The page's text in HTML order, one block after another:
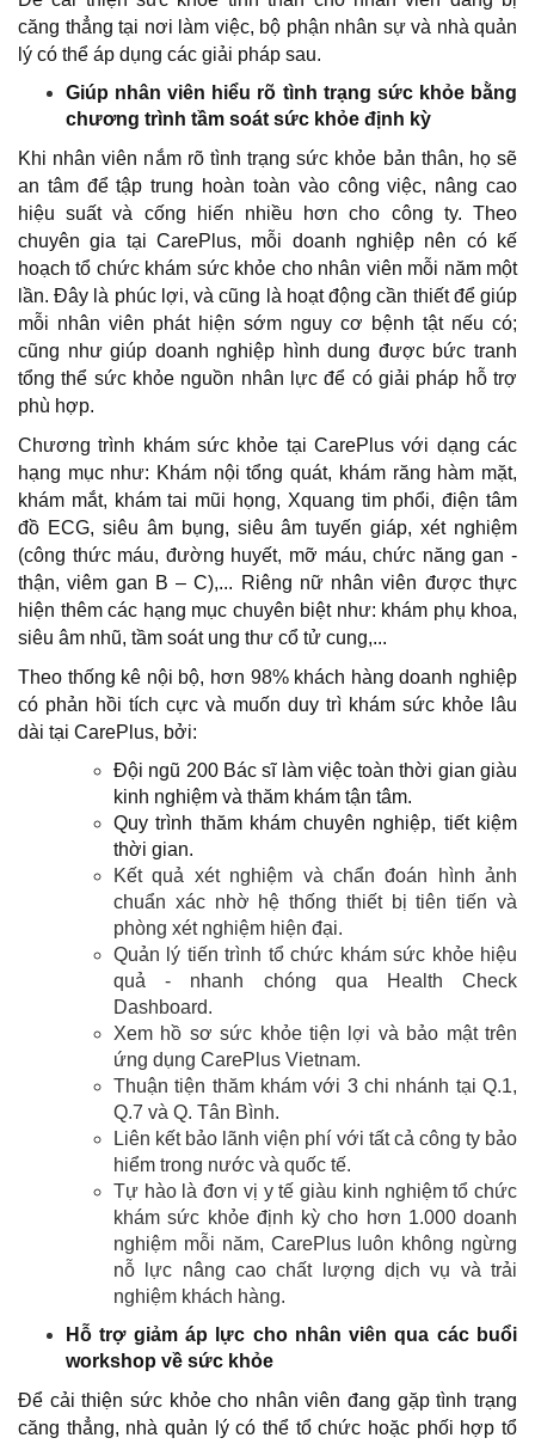
căng thẳng tại nơi làm việc, bộ phận nhân sự và nhà quản
lý có thể áp dụng các giải pháp sau.
Giúp nhân viên hiểu rõ tình trạng sức khỏe bằng
chương trình tầm soát sức khỏe định kỳ
Khi nhân viên nắm rõ tình trạng sức khỏe bản thân, họ sẽ
an tâm để tập trung hoàn toàn vào công việc, nâng cao
hiệu suất và cống hiến nhiều hơn cho công ty. Theo
chuyên gia tại CarePlus, mỗi doanh nghiệp nên có kế
hoạch tổ chức khám sức khỏe cho nhân viên mỗi năm một
lần. Đây là phúc lợi, và cũng là hoạt động cần thiết để giúp
mỗi nhân viên phát hiện sớm nguy cơ bệnh tật nếu có;
cũng như giúp doanh nghiệp hình dung được bức tranh
tổng thể sức khỏe nguồn nhân lực để có giải pháp hỗ trợ
phù hợp.
Chương trình khám sức khỏe tại CarePlus với dạng các
hạng mục như: Khám nội tổng quát, khám răng hàm mặt,
khám mắt, khám tai mũi họng, Xquang tim phổi, điện tâm
đồ ECG, siêu âm bụng, siêu âm tuyến giáp, xét nghiệm
(công thức máu, đường huyết, mỡ máu, chức năng gan -
thận, viêm gan B – C),... Riêng nữ nhân viên được thực
hiện thêm các hạng mục chuyên biệt như: khám phụ khoa,
siêu âm nhũ, tầm soát ung thư cổ tử cung,...
Theo thống kê nội bộ, hơn 98% khách hàng doanh nghiệp
có phản hồi tích cực và muốn duy trì khám sức khỏe lâu
dài tại CarePlus, bởi:
Đội ngũ 200 Bác sĩ làm việc toàn thời gian giàu
kinh nghiệm và thăm khám tận tâm.
Quy trình thăm khám chuyên nghiệp, tiết kiệm
thời gian.
Kết quả xét nghiệm và chẩn đoán hình ảnh
chuẩn xác nhờ hệ thống thiết bị tiên tiến và
phòng xét nghiệm hiện đại.
Quản lý tiến trình tổ chức khám sức khỏe hiệu
quả - nhanh chóng qua Health Check
Dashboard.
Xem hồ sơ sức khỏe tiện lợi và bảo mật trên
ứng dụng CarePlus Vietnam.
Thuận tiện thăm khám với 3 chi nhánh tại Q.1,
Q.7 và Q. Tân Bình.
Liên kết bảo lãnh viện phí với tất cả công ty bảo
hiểm trong nước và quốc tế.
Tự hào là đơn vị y tế giàu kinh nghiệm tổ chức
khám sức khỏe định kỳ cho hơn 1.000 doanh
nghiệm mỗi năm, CarePlus luôn không ngừng
nỗ lực nâng cao chất lượng dịch vụ và trải
nghiệm khách hàng.
Hỗ trợ giảm áp lực cho nhân viên qua các buổi
workshop về sức khỏe
Để cải thiện sức khỏe cho nhân viên đang gặp tình trạng
căng thẳng, nhà quản lý có thể tổ chức hoặc phối hợp tổ